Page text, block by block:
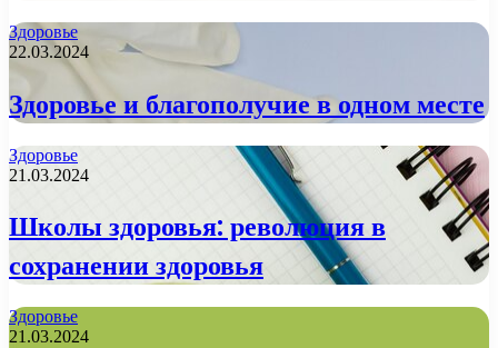
Здоровье
22.03.2024
Здоровье и благополучие в одном месте
Здоровье
21.03.2024
Школы здоровья: революция в
сохранении здоровья
Здоровье
21.03.2024